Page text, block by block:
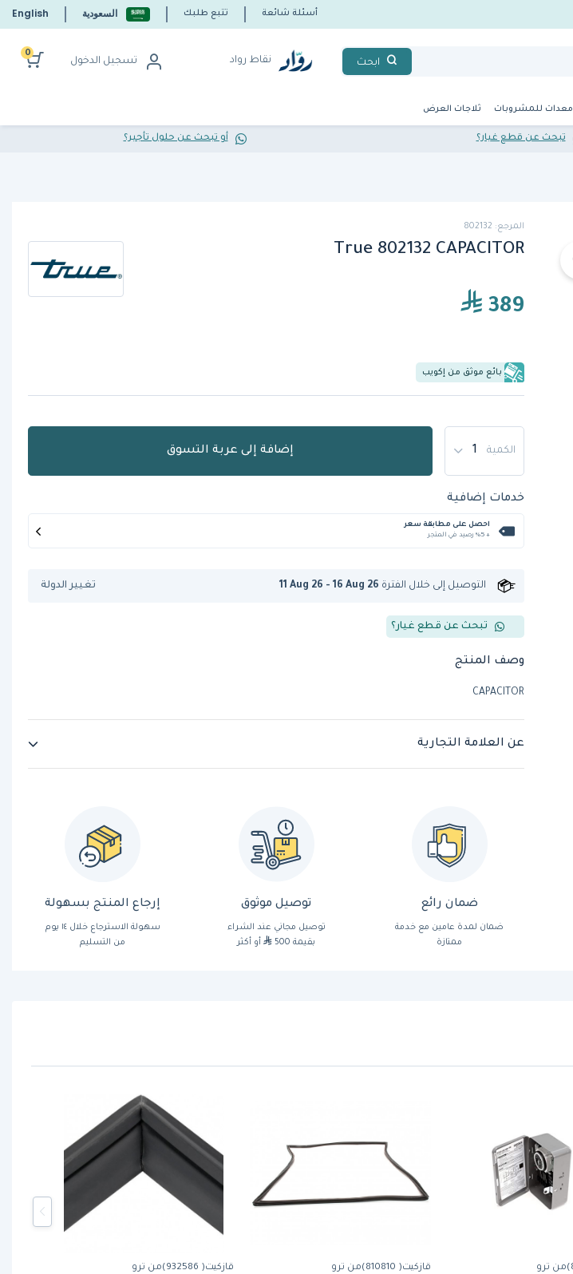
أسئلة شائعة تتبع طلبك السعودية English
ابحث نقاط رواد تسجيل الدخول
0
معدات للمشروبات ثلاجات العرض
تبحث عن قطع غيار؟ أو تبحث عن حلول تأجير؟
المرجع: 802132
True 802132 CAPACITOR
389
بائع موثق من إكويب
الكمية إضافة إلى عربة التسوق
خدمات إضافية
احصل على مطابقة سعر
+ %5 رصيد في المتجر
التوصيل إلى خلال الفترة 11 Aug 26 - 16 Aug 26 تغيير الدولة
تبحث عن قطع غيار؟
وصف المنتج
CAPACITOR
عن العلامة التجارية
ضمان رائع
ضمان لمدة عامين مع خدمة
ممتازة
توصيل موثوق
توصيل مجاني عند الشراء
بقيمة 500
أو أكثر
إرجاع المنتج بسهولة
سهولة الاسترجاع خلال ١٤ يوم
من التسليم
قازكيت( 932586)من ترو قازكيت( 810810)من ترو